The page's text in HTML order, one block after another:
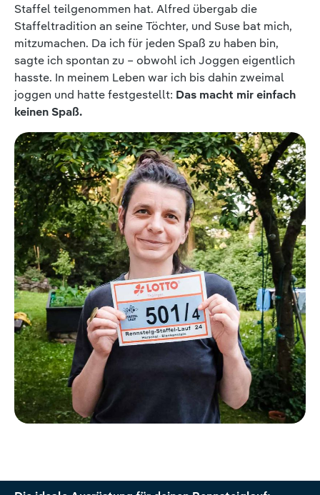
Staffel teilgenommen hat. Alfred übergab die
Staffeltradition an seine Töchter, und Suse bat mich,
mitzumachen. Da ich für jeden Spaß zu haben bin,
sagte ich spontan zu – obwohl ich Joggen eigentlich
hasste. In meinem Leben war ich bis dahin zweimal
joggen und hatte festgestellt: Das macht mir einfach
keinen Spaß.